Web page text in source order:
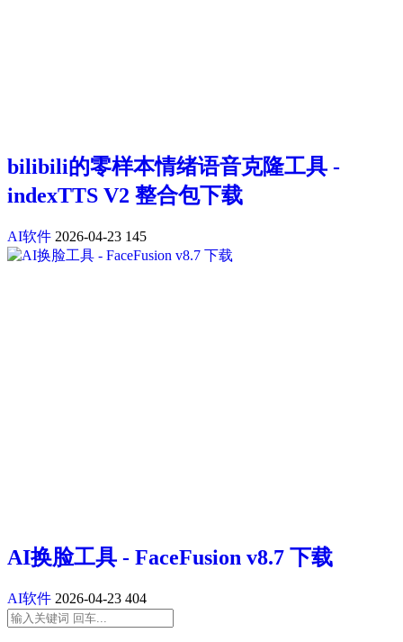
bilibili的零样本情绪语音克隆工具 -
indexTTS V2 整合包下载
AI软件 2026-04-23 145
AI换脸工具 - FaceFusion v8.7 下载
AI软件 2026-04-23 404